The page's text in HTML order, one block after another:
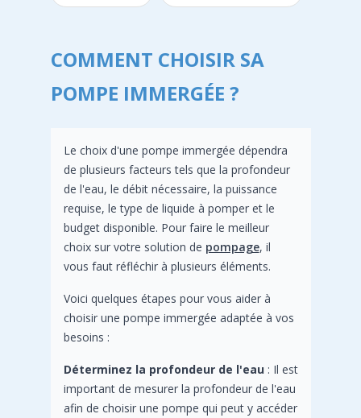
COMMENT CHOISIR SA
POMPE IMMERGÉE ?
Le choix d'une pompe immergée dépendra
de plusieurs facteurs tels que la profondeur
de l'eau, le débit nécessaire, la puissance
requise, le type de liquide à pomper et le
budget disponible. Pour faire le meilleur
choix sur votre solution de pompage, il
vous faut réfléchir à plusieurs éléments.
Voici quelques étapes pour vous aider à
choisir une pompe immergée adaptée à vos
besoins :
Déterminez la profondeur de l'eau: Il est
important de mesurer la profondeur de l'eau
afin de choisir une pompe qui peut y accéder